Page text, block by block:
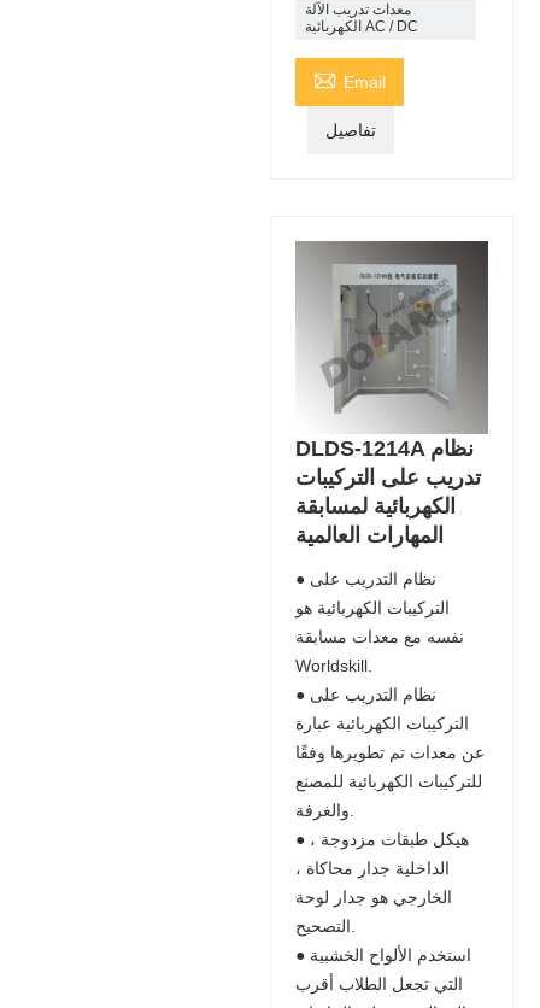
معدات تدريب الآلة
الكهربائية AC / DC
 Email
تفاصيل
DLDS-1214A نظام
تدريب على التركيبات
الكهربائية لمسابقة
المهارات العالمية
● نظام التدريب على
التركيبات الكهربائية هو
نفسه مع معدات مسابقة
Worldskill.
● نظام التدريب على
التركيبات الكهربائية عبارة
عن معدات تم تطويرها وفقًا
للتركيبات الكهربائية للمصنع
● هيكل طبقات مزدوجة ،
الداخلية جدار محاكاة ،
الخارجي هو جدار لوحة
● استخدم الألواح الخشبية
التي تجعل الطلاب أقرب